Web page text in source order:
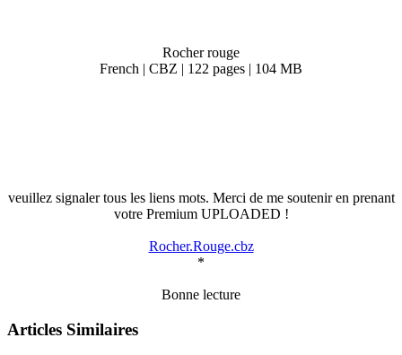
Rocher rouge
French | CBZ | 122 pages | 104 MB
veuillez signaler tous les liens mots. Merci de me soutenir en prenant
votre Premium UPLOADED !
Rocher.Rouge.cbz
*
Bonne lecture
Articles Similaires